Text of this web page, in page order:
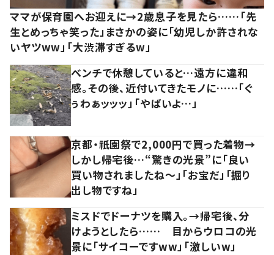
ママが保育園へお迎えに→2歳息子を見たら……「先
生とめっちゃ笑った」まさかの姿に「幼児しか許されな
いヤツww」「大渋滞すぎるw」
ベンチで休憩していると…遠方に違和
感。その後、近付いてきたモノに……「ぐ
ぅわぁッッッ」「やばいよ…」
京都・祇園祭で2,000円で買った着物→
しかし帰宅後…“驚きの光景”に「良い
買い物されましたね～」「お宝だ」「掘り
出し物ですね」
ミスドでドーナツを購入。→帰宅後、分
けようとしたら…… 目からウロコの光
景に「サイコーですww」「激しいw」